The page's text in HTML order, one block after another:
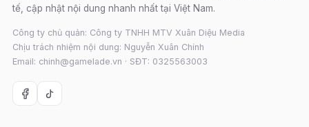
tế, cập nhật nội dung nhanh nhất tại Việt Nam.
Công ty chủ quản: Công ty TNHH MTV Xuân Diệu Media
Chịu trách nhiệm nội dung: Nguyễn Xuân Chính
Email: chinh@gamelade.vn · SĐT: 0325563003